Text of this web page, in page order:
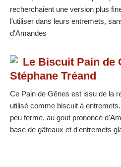
recherchaient une version plus
l'utiliser dans leurs entremets,
d'Amandes
Le Biscuit Pain de
Stéphane Tréand
Ce Pain de Gênes est issu de la
utilisé comme biscuit à
peu ferme, au gout prononcé
base de gâteaux et d'entremets